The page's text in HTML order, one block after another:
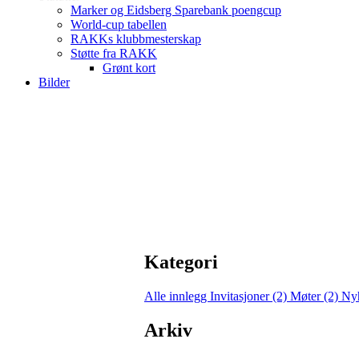
Marker og Eidsberg Sparebank poengcup
World-cup tabellen
RAKKs klubbmesterskap
Støtte fra RAKK
Grønt kort
Bilder
Kategori
Alle innlegg Invitasjoner (2) Møter (2)
Arkiv